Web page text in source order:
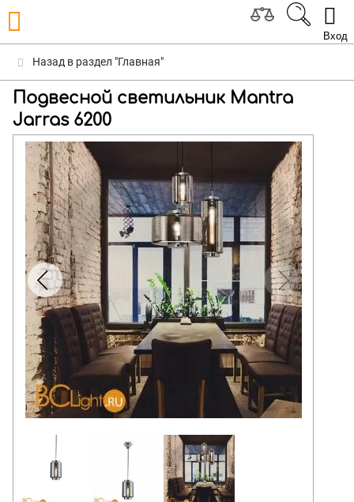
Вход
Назад в раздел "Главная"
Подвесной светильник Mantra
Jarras 6200